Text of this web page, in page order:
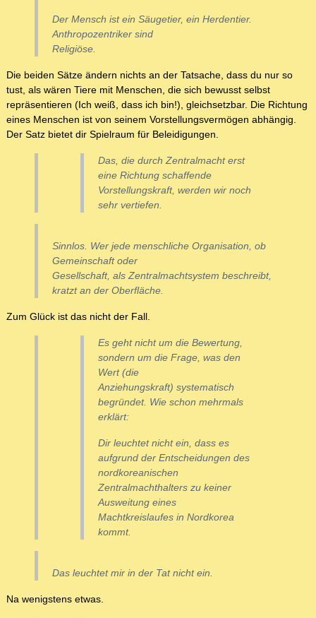
Der Mensch ist ein Säugetier, ein Herdentier.
Anthropozentriker sind
Religiöse.
Die beiden Sätze ändern nichts an der Tatsache, dass du nur so
tust, als wären Tiere mit Menschen, die sich bewusst selbst
repräsentieren (Ich weiß, dass ich bin!), gleichsetzbar. Die Richtung
eines Menschen ist von seinem Vorstellungsvermögen abhängig.
Der Satz bietet dir Spielraum für Beleidigungen.
Das, die durch Zentralmacht erst
eine Richtung schaffende
Vorstellungskraft, werden wir noch
sehr vertiefen.
Sinnlos. Wer jede menschliche Organisation, ob
Gemeinschaft oder
Gesellschaft, als Zentralmachtsystem beschreibt,
kratzt an der Oberfläche.
Zum Glück ist das nicht der Fall.
Es geht nicht um die Bewertung,
sondern um die Frage, was den
Wert (die
Anziehungskraft) systematisch
begründet. Wie schon mehrmals
erklärt:
Dir leuchtet nicht ein, dass es
aufgrund der Entscheidungen des
nordkoreanischen
Zentralmachthalters zu keiner
Ausweitung eines
Machtkreislaufes in Nordkorea
kommt.
Das leuchtet mir in der Tat nicht ein.
Na wenigstens etwas.